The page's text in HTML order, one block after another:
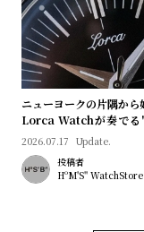
ニューヨークの片隅から
Lorca Watchが奏でる
マン"｜Brand Picks #08
2026.07.17 Update.
投稿者
HºM'S" WatchStore